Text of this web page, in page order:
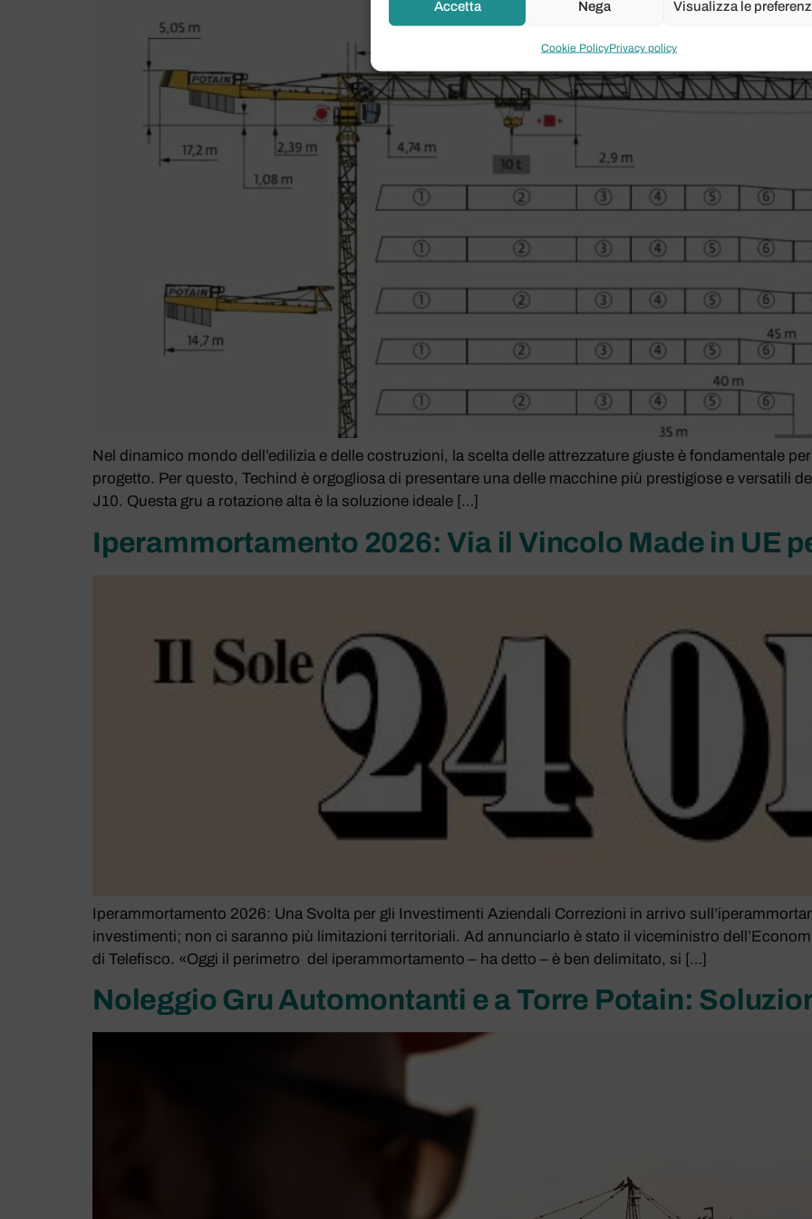
Accetta Nega Visualizza le
Cookie PolicyPrivacy policy
Nel dinamico mondo dell’edilizia e delle costruzioni, la scelta delle attrezzature giuste è fondamentale
progetto. Per questo, Techind è orgogliosa di presentare una delle macchine più prestigiose e versatili
J10. Questa gru a rotazione alta è la soluzione ideale […]
Iperammortamento 2026: Via il Vincolo Made in UE
Iperammortamento 2026: Una Svolta per gli Investimenti Aziendali Correzioni in arrivo
investimenti; non ci saranno più limitazioni territoriali. Ad annunciarlo è stato il viceministro
di Telefisco. «Oggi il perimetro del iperammortamento – ha detto – è ben delimitato, si […]
Noleggio Gru Automontanti e a Torre Potain: